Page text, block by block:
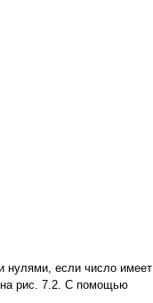
нулями, если число имеет
на рис. 7.2. С помощью